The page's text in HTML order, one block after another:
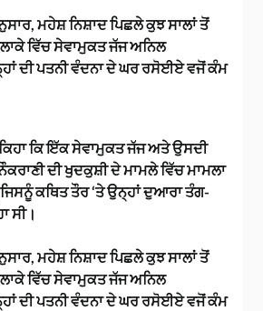
ਮਹੇਸ਼ ਨਿਸ਼ਾਦ ਪਿਛਲੇ ਕੁਝ ਸਾਲਾਂ ਤੋਂ
ਵਿੱਚ ਸੇਵਾਮੁਕਤ ਜੱਜ ਅਨਿਲ
ਦੀ ਪਤਨੀ ਵੰਦਨਾ ਦੇ ਘਰ ਰਸੋਈਏ ਵਜੋਂ ਕੰਮ
ਕਿ ਇੱਕ ਸੇਵਾਮੁਕਤ ਜੱਜ ਅਤੇ ਉਸਦੀ
ਦੀ ਖੁਦਕੁਸ਼ੀ ਦੇ ਮਾਮਲੇ ਵਿੱਚ ਮਾਮਲਾ
ਕਥਿਤ ਤੌਰ ‘ਤੇ ਉਨ੍ਹਾਂ ਦੁਆਰਾ ਤੰਗ-
ਸੀ।
ਮਹੇਸ਼ ਨਿਸ਼ਾਦ ਪਿਛਲੇ ਕੁਝ ਸਾਲਾਂ ਤੋਂ
ਵਿੱਚ ਸੇਵਾਮੁਕਤ ਜੱਜ ਅਨਿਲ
ਦੀ ਪਤਨੀ ਵੰਦਨਾ ਦੇ ਘਰ ਰਸੋਈਏ ਵਜੋਂ ਕੰਮ